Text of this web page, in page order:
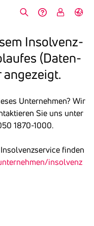
Insol­venz­
(Daten­
Unternehmen? Wir
Sie uns unter
1870-1000.
finden
insolvenz